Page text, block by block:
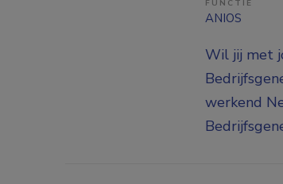
FUNCTIE
ANIOS
Wil jij met
werkend